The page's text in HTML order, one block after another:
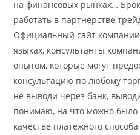
на финансовых рынках…
работать в партнерстве
Официальный сайт
языках, консультанты
опытом, которые могут
консультацию по любому
не выводи через банк,
понимаю, на что можно было
качестве платежного